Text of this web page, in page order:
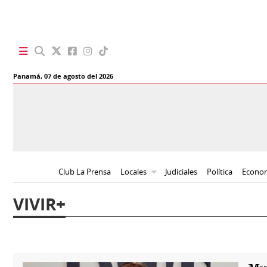
Panamá,07 de agosto del 2026
Club La Prensa Locales Judiciales Política
Judiciales
Política
K
Vivir+
VIVIR+